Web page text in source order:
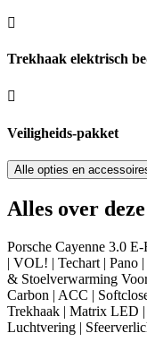
Trekhaak elektrisch
Veiligheids-pakket
Alle opties en
Alles over
Porsche Cayenne 3.0
| VOL! | Techart | Pano
& Stoelverwarming
Carbon | ACC |
Trekhaak | Matrix LED
Luchtvering |